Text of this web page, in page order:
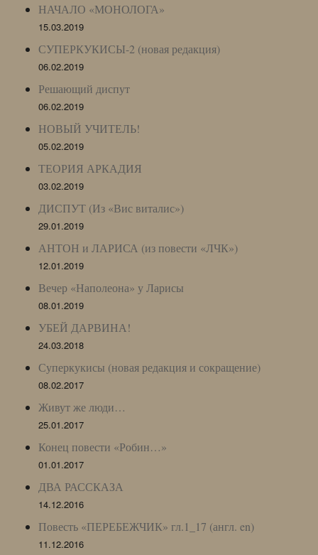
НАЧАЛО «МОНОЛОГА»
15.03.2019
СУПЕРКУКИСЫ-2 (новая редакция)
06.02.2019
Решающий диспут
06.02.2019
НОВЫЙ УЧИТЕЛЬ!
05.02.2019
ТЕОРИЯ АРКАДИЯ
03.02.2019
ДИСПУТ (Из «Вис виталис»)
29.01.2019
АНТОН и ЛАРИСА (из повести «ЛЧК»)
12.01.2019
Вечер «Наполеона» у Ларисы
08.01.2019
УБЕЙ ДАРВИНА!
24.03.2018
Суперкукисы (новая редакция и сокращение)
08.02.2017
Живут же люди…
25.01.2017
Конец повести «Робин…»
01.01.2017
ДВА РАССКАЗА
14.12.2016
Повесть «ПЕРЕБЕЖЧИК» гл.1_17 (англ. en)
11.12.2016